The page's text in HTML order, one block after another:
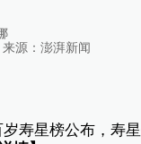
来源： 澎湃新闻
岁寿星榜公布，寿